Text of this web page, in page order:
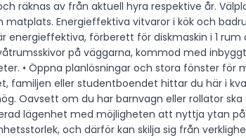
ett rum och kök med genomsikt från hall till uteplats eller balkong. Köket
Energieffektiva vitvaror i kök och badrummet har
energieffektiva, förberett för diskmaskin i 1
och stora fönster för maximalt ljusinsläpp från
om du har barnvagn eller rollator ska det vara enkelt
möjligheten att nyttja ytan på ett så smart sätt som
och därför kan skilja sig från